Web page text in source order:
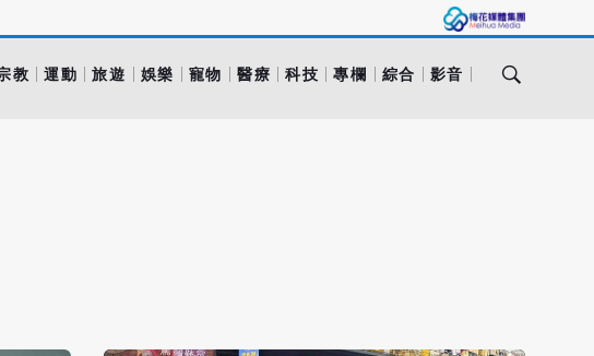
教 運動 旅遊 娛樂 寵物 醫療 科技 專欄 綜合 影音